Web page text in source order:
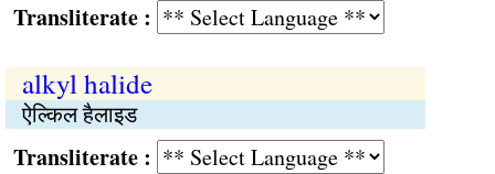
:
alkyl halide
ऐल्किल हैलाइड
: